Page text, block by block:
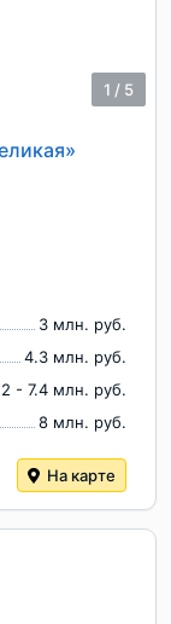
1 / 5
3 млн. руб.
4.3 млн. руб.
- 7.4 млн. руб.
8 млн. руб.
На карте